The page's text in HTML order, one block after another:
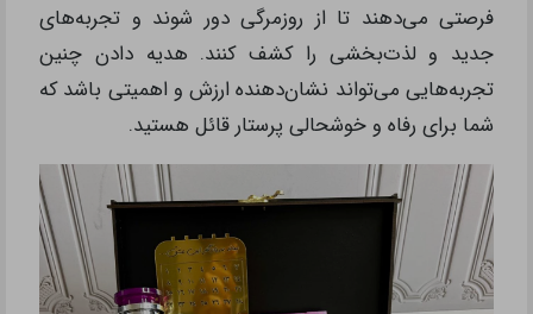
فرصتی می‌دهند تا از روزمرگی دور شوند و تجربه‌های
جدید و لذت‌بخشی را کشف کنند. هدیه دادن چنین
تجربه‌هایی می‌تواند نشان‌دهنده ارزش و اهمیتی باشد که
شما برای رفاه و خوشحالی پرستار قائل هستید.